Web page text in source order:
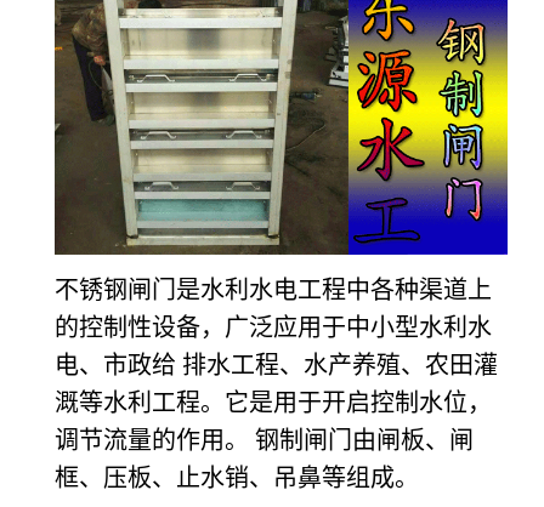
不锈钢闸门是水利水电工程中各种渠道上
的控制性设备，广泛应用于中小型水利水
电、市政给 排水工程、水产养殖、农田灌
溉等水利工程。它是用于开启控制水位，
调节流量的作用。 钢制闸门由闸板、闸
框、压板、止水销、吊鼻等组成。